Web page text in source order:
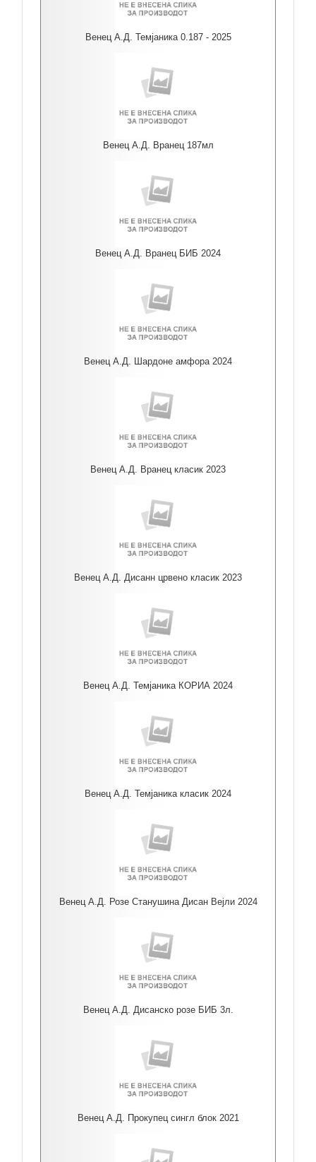
Венец А.Д. Темјаника 0.187 - 2025
Венец А.Д. Вранец 187мл
Венец А.Д. Вранец БИБ 2024
Венец А.Д. Шардоне амфора 2024
Венец А.Д. Вранец класик 2023
Венец А.Д. Дисанн црвено класик 2023
Венец А.Д. Темјаника КОРИА 2024
Венец А.Д. Темјаника класик 2024
Венец А.Д. Розе Станушина Дисан Вејли 2024
Венец А.Д. Дисанско розе БИБ 3л.
Венец А.Д. Прокупец сингл блок 2021